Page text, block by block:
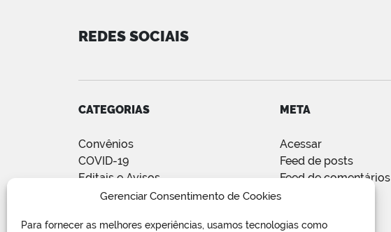
Gerenciar Consentimento de Cookies
Para fornecer as melhores experiências, usamos tecnologias como
REDES SOCIAIS
CATEGORIAS
Convênios
COVID-19
Editais e Avisos
Notícias
de Obras Públicas
META
Acessar
Feed de posts
Feed de comentários
WordPress.org